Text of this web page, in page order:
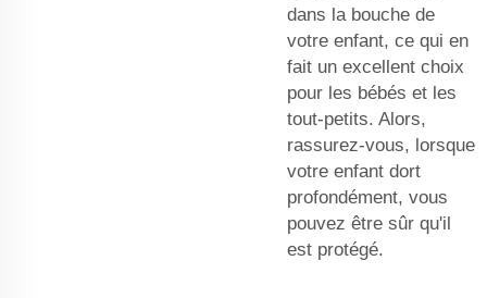
dans la bouche de
votre enfant, ce qui en
fait un excellent choix
pour les bébés et les
tout-petits. Alors,
rassurez-vous, lorsque
votre enfant dort
profondément, vous
pouvez être sûr qu'il
est protégé.